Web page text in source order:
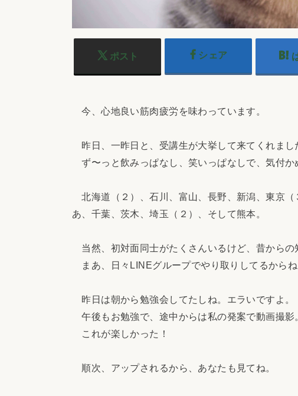
ポスト シェア
今、心地良い筋肉疲労を味わっています。
昨日、一昨日と、受講生が大挙して来てくれまし
ず〜っと飲みっぱなし、笑いっぱなしで、気付か
北海道（２）、石川、富山、長野、新潟、東京
あ、千葉、茨木、埼玉（２）、そして熊本。
当然、初対面同士がたくさんいるけど、昔からの
まあ、日々LINEグループでやり取りしてるからね
昨日は朝から勉強会してたしね。エラいですよ。
午後もお勉強で、途中からは私の発案で動画撮影
これが楽しかった！
順次、アップされるから、あなたも見てね。